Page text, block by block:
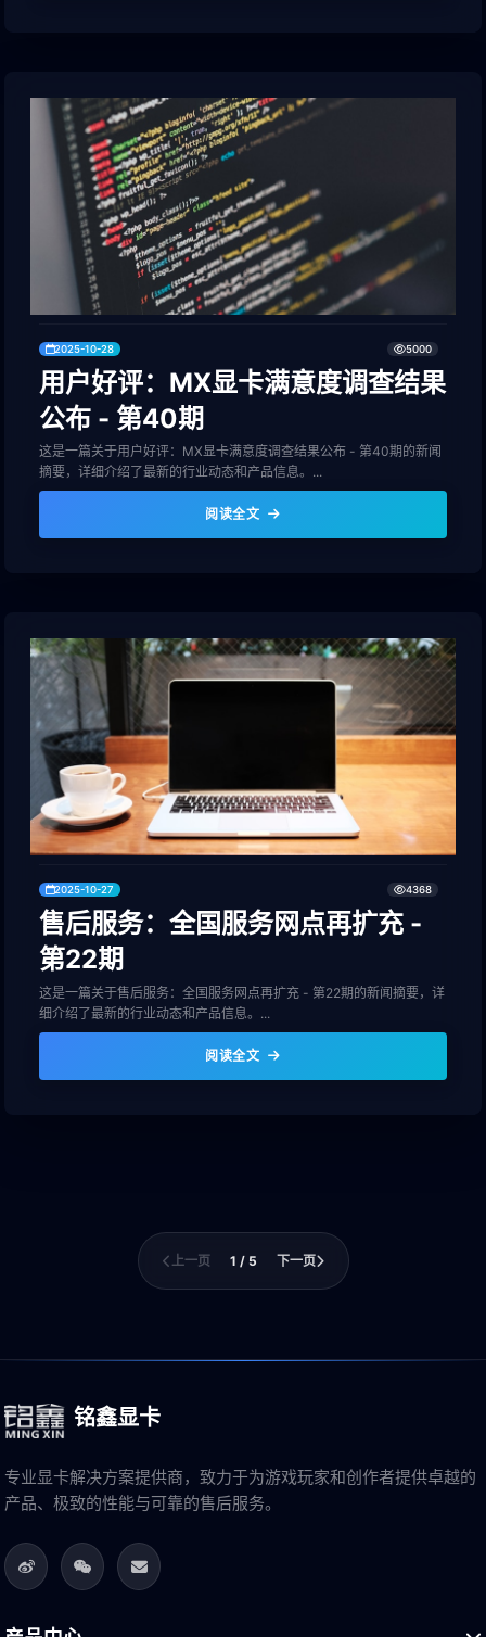
2025-10-28 5000
用户好评：MX显卡满意度调查结果
公布 - 第40期
这是一篇关于用户好评：MX显卡满意度调查结果公布 - 第40期的新闻
摘要，详细介绍了最新的行业动态和产品信息。...
阅读全文
2025-10-27 4368
售后服务：全国服务网点再扩充 -
第22期
这是一篇关于售后服务：全国服务网点再扩充 - 第22期的新闻摘要，详
细介绍了最新的行业动态和产品信息。...
阅读全文
上一页 1 / 5 下一页
铭鑫显卡
专业显卡解决方案提供商，致力于为游戏玩家和创作者提供卓越的
产品、极致的性能与可靠的售后服务。